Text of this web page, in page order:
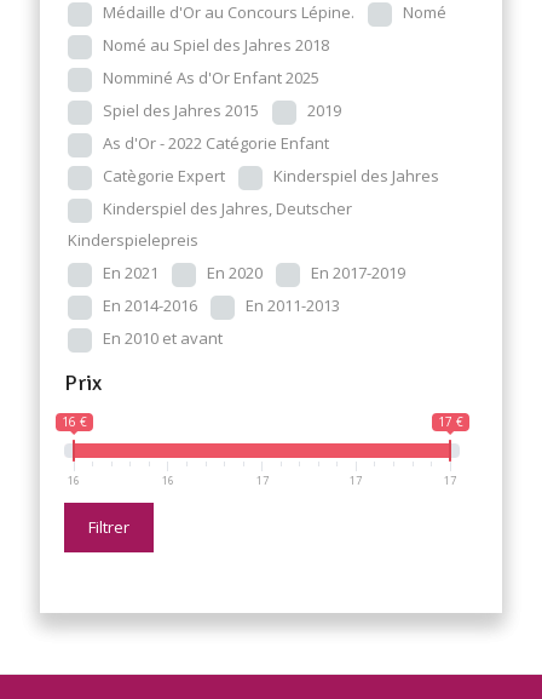
Médaille d'Or au Concours Lépine.
Nomé
Nomé au Spiel des Jahres 2018
Nomminé As d'Or Enfant 2025
Spiel des Jahres 2015
2019
As d'Or - 2022 Catégorie Enfant
Catègorie Expert
Kinderspiel des Jahres
Kinderspiel des Jahres, Deutscher
Kinderspielepreis
En 2021
En 2020
En 2017-2019
En 2014-2016
En 2011-2013
En 2010 et avant
Prix
16 € 17 €
16 16 17 17 17
Filtrer